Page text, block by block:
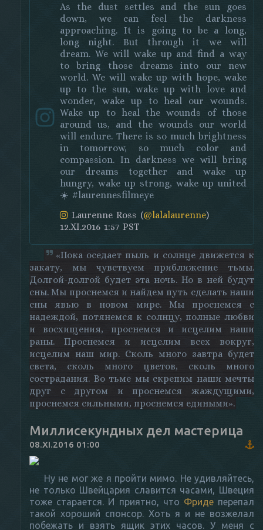
As the dust settles and the sun goes
down, we can feel the darkness
approaching. It is going to be a long,
long night. But through it we will
dream. We will wake up and find a way
to bring those dreams into our new
world. We will wake up with hope, wake
up to the sun, wake up with love and
wonder, wake up to heal our wounds.
Wake up to heal the wounds of those
around us, and the wounds our world
will endure. There is so much brightness
in tomorrow, so much color and
compassion. In darkness we will bring
our dreams together and wake up
hungry, wake up strong, wake up united
☀️ #laurennesfilmeye
Laurenne Ross (@lalalaurenne)
12.XI.2016 1:57 PST
«Пока оседает пыль и солнце движется к
закату, мы чувствуем приближение тьмы.
Долгой-долгой будет эта ночь. Но в ней будут
сны. Мы проснемся и найдем путь сделать наши
сны явью в новом мире. Мы проснемся с
надеждой, потянемся к солнцу, полные любви
и восхищения, проснемся и исцелим наши
раны. Проснемся и исцелим всех вокруг,
исцелим наш мир. Сколь много завтра будет
света, сколь много цветов, сколь много
сострадания. Во тьме мы скрепим наши мечты
друг с другом и проснемся жаждущими,
проснемся сильными, проснемся едиными».
Миллисекундных дел мастерица
08.XI.2016 01:00
Ну не мог же я пройти мимо. Не удивляйтесь,
не только Швейцария славится часами, Швеция
тоже старается. И приятно, что Фридеперепал
такой хороший спонсор. Хоть я и не возжелал
побежать и взять ящик этих часов. У меня с